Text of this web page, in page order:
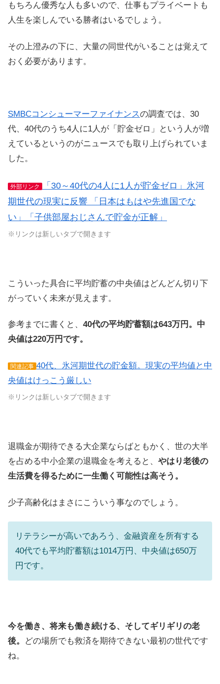
もちろん優秀な人も多いので、仕事もプライベートも
人生を楽しんでいる勝者はいるでしょう。
その上澄みの下に、大量の同世代がいることは覚えて
おく必要があります。
SMBCコンシューマーファイナンスの調査では、30
代、40代のうち4人に1人が「貯金ゼロ」という人が増
えているというのがニュースでも取り上げられていま
した。
外部リンク
「30～40代の4人に1人が貯金ゼロ」氷河
期世代の現実に反響 「日本はもはや先進国でな
い」「子供部屋おじさんで貯金が正解」
※リンクは新しいタブで開きます
こういった具合に平均貯蓄の中央値はどんどん切り下
がっていく未来が見えます。
参考までに書くと、 40代の平均貯蓄額は643万円。中
央値は220万円です。
関連記事 40代、氷河期世代の貯金額。現実の平均値と中
央値はけっこう厳しい
※リンクは新しいタブで開きます
退職金が期待できる大企業ならばともかく、世の大半
を占める中小企業の退職金を考えると、 やはり老後の
生活費を得るために一生働く可能性は高そう。
少子高齢化はまさにこういう事なのでしょう。
リテラシーが高いであろう、金融資産を所有する
40代でも平均貯蓄額は1014万円、中央値は650万
円です。
今を働き、将来も働き続ける、そしてギリギリの老
後。
どの場所でも救済を期待できない最初の世代です
ね。